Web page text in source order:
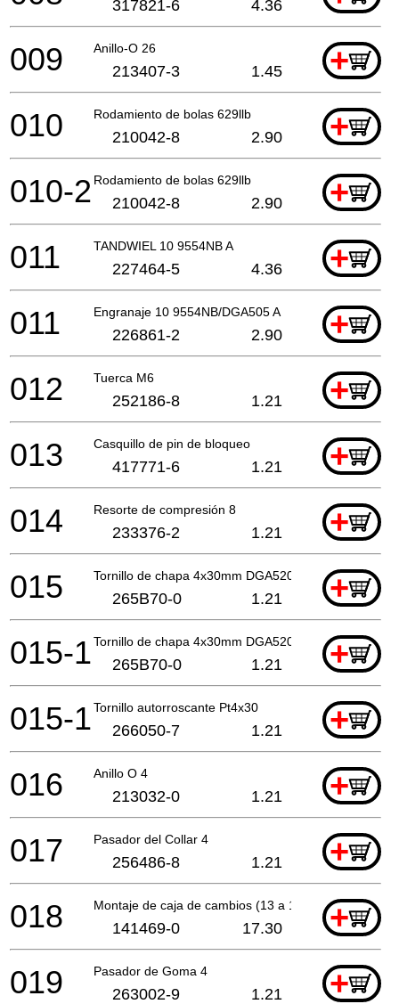
317821-6 4.36
Anillo-O 26 +
009 213407-3 1.45
Rodamiento de bolas 629llb +
010 210042-8 2.90
Rodamiento de bolas 629llb +
010-2 210042-8 2.90
TANDWIEL 10 9554NB A +
011 227464-5 4.36
Engranaje 10 9554NB/DGA505 A +
011 226861-2 2.90
Tuerca M6 +
012 252186-8 1.21
Casquillo de pin de bloqueo +
013 417771-6 1.21
Resorte de compresión 8 +
014 233376-2 1.21
Tornillo de chapa 4x30mm DGA520 +
015 265B70-0 1.21
Tornillo de chapa 4x30mm DGA520 +
015-1 265B70-0 1.21
Tornillo autorroscante Pt4x30 +
015-1 266050-7 1.21
Anillo O 4 +
016 213032-0 1.21
Pasador del Collar 4 +
017 256486-8 1.21
Montaje de caja de cambios (13 a 19) +
018 141469-0 17.30
Pasador de Goma 4 +
019 263002-9 1.21